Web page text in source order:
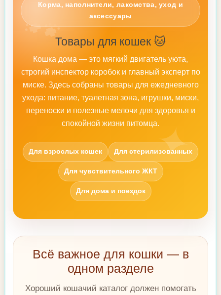
🐾
✦
Корма, наполнители, лакомства, уход и
аксессуары
Товары для кошек 🐱
Кошка дома — это мягкий двигатель уюта,
строгий инспектор коробок и главный эксперт по
миске. Здесь собраны товары для ежедневного
ухода: питание, туалетная зона, игрушки, миски,
переноски и полезные мелочи для здоровья и
спокойной жизни питомца.
Для взрослых кошек Для стерилизованных
Для чувствительного ЖКТ
Для дома и поездок
Всё важное для кошки — в
одном разделе
Хороший кошачий каталог должен помогать